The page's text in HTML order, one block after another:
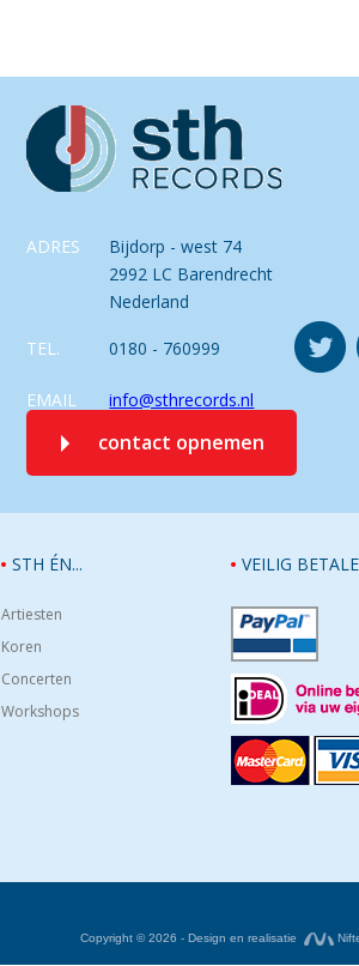
ADRES
Bijdorp - west 74
2992 LC Barendrecht
Nederland
TEL. 0180 - 760999
EMAIL info@sthrecords.nl
contact opnemen
VEILIG
STH ÉN...
Artiesten
Koren
Concerten
Workshops
Copyright © 2026 - Design en realisatie